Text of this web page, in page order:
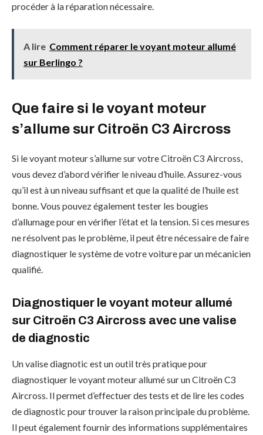
procéder à la réparation nécessaire.
A lire Comment réparer le voyant moteur allumé
sur Berlingo ?
Que faire si le voyant moteur
s’allume sur Citroën C3 Aircross
Si le voyant moteur s’allume sur votre Citroën C3 Aircross,
vous devez d’abord vérifier le niveau d’huile. Assurez-vous
qu’il est à un niveau suffisant et que la qualité de l’huile est
bonne. Vous pouvez également tester les bougies
d’allumage pour en vérifier l’état et la tension. Si ces mesures
ne résolvent pas le problème, il peut être nécessaire de faire
diagnostiquer le système de votre voiture par un mécanicien
qualifié.
Diagnostiquer le voyant moteur allumé
sur Citroën C3 Aircross avec une valise
de diagnostic
Un valise diagnotic est un outil très pratique pour
diagnostiquer le voyant moteur allumé sur un Citroën C3
Aircross. Il permet d’effectuer des tests et de lire les codes
de diagnostic pour trouver la raison principale du problème.
Il peut également fournir des informations supplémentaires